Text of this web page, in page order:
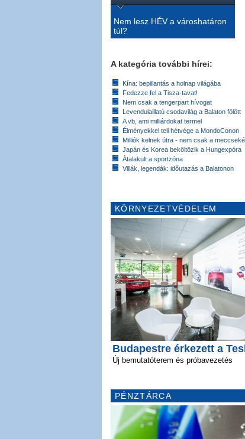
Nem lesz HÉV a városhatáron
túl?
A kategória további hírei:
Kína: bepillantás a holnap világába
Fedezze fel a Tisza-tavat!
Nem csak a tengerpart hívogat
Levendulaillatú csodavilág a Balaton fölött
A vb, ami milliárdokat termel
Élményekkel teli hétvége a MondoConon
Milliók kelnek útra - nem csak a
Japán és Korea beköltözik a Hungexpóra
Átalakult a sportzóna
Villák, legendák: időutazás a Balatonon
KÖRNYEZETVÉDELEM
Budapestre érkezett a
Új bemutatóterem és próbavezetés
PÉNZTÁRCA